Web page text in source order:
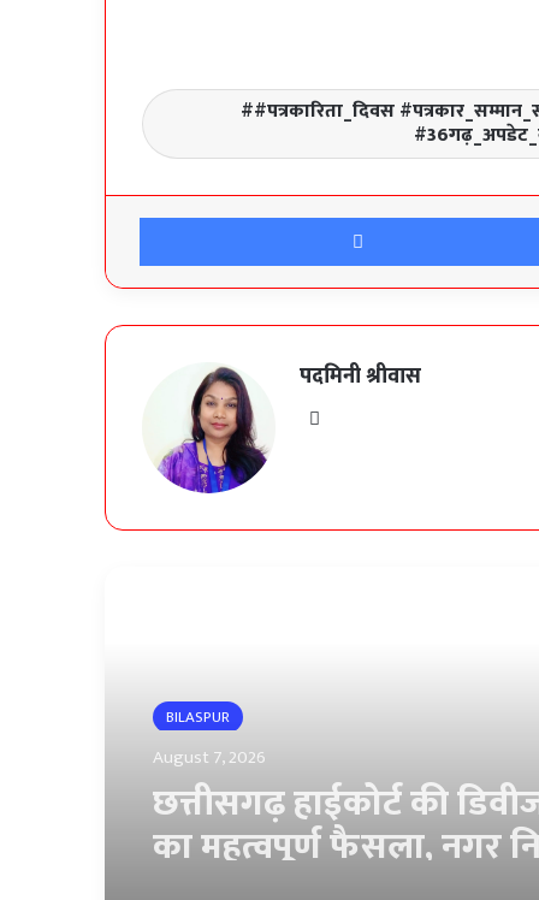
#पत्रकारिता_दिवस
पदमिनी श्रीवास
CHHATTISGARH
August 7, 2026
वेतन के आधार पर सरकारी
कर्मचारियों को मिलेगा